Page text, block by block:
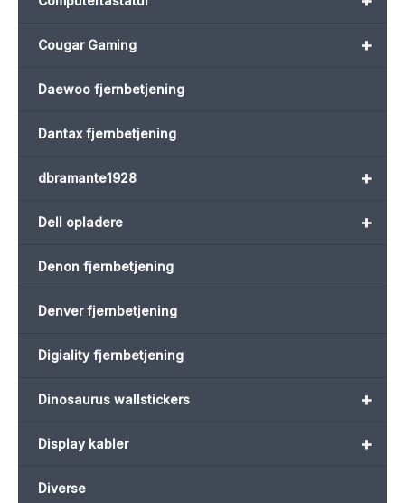
+
Cougar Gaming
Daewoo fjernbetjening
Dantax fjernbetjening
+
dbramante1928
+
Dell opladere
Denon fjernbetjening
Denver fjernbetjening
Digiality fjernbetjening
+
Dinosaurus wallstickers
+
Display kabler
Diverse